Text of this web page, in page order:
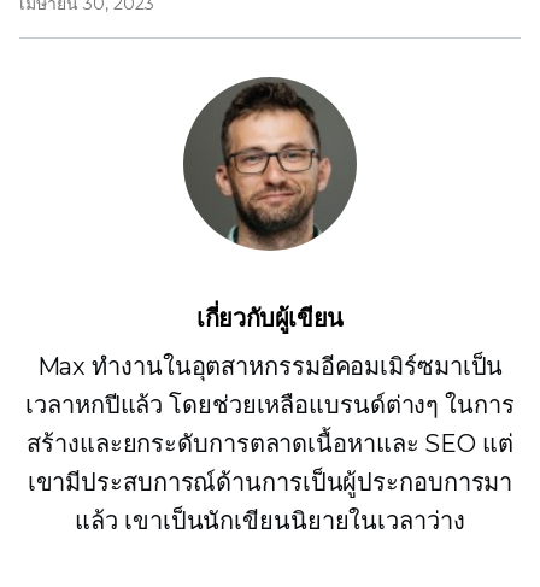
เกี่ยวกับผู้เขียน
Max ทำงานในอุตสาหกรรมอีคอมเมิร์ซมาเป็น
เวลาหกปีแล้ว โดยช่วยเหลือแบรนด์ต่างๆ ในการ
สร้างและยกระดับการตลาดเนื้อหาและ SEO แต่
เขามีประสบการณ์ด้านการเป็นผู้ประกอบการมา
แล้ว เขาเป็นนักเขียนนิยายในเวลาว่าง